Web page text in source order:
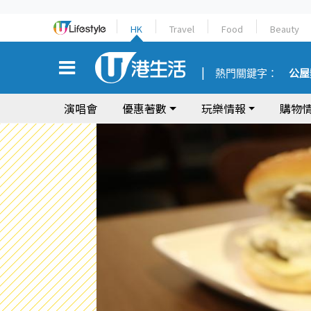
HK Travel Food Beauty
熱門關鍵字： 公
演唱會 優惠著數 玩樂情報 購物